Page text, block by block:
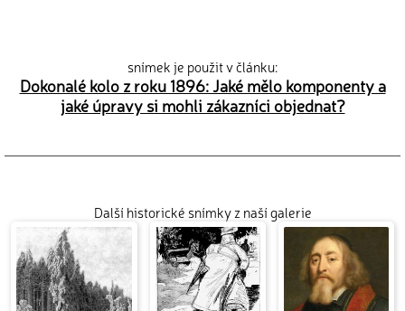
snímek je použit v článku:
Dokonalé kolo z roku 1896: Jaké mělo komponenty a
jaké úpravy si mohli zákazníci objednat?
Další historické snímky z naší galerie